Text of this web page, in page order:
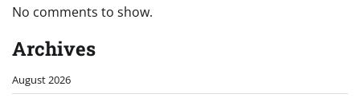
No comments to show.
Archives
August 2026